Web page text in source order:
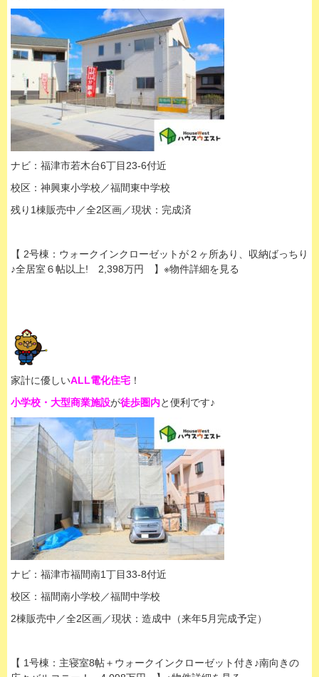
ナビ：福津市若木台6丁目23-6付近
校区：神興東小学校／福間東中学校
残り1棟販売中／全2区画／現状：完成済
【 2号棟：ウォークインクローゼットが２ヶ所あり、収納ばっちり
♪全居室６帖以上! 2,398万円 】※物件詳細を見る
家計に優しいALL電化住宅 ！
小学校・大型商業施設が徒歩圏内と便利です♪
ナビ：福津市福間南1丁目33-8付近
校区：福間南小学校／福間中学校
2棟販売中／全2区画／現状：造成中（来年5月完成予定）
【 1号棟：主寝室8帖＋ウォークインクローゼット付き♪南向きの